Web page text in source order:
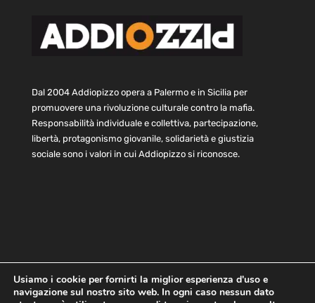
Dal 2004 Addiopizzo opera a Palermo e in Sicilia per
promuovere una rivoluzione culturale contro la mafia.
Responsabilità individuale e collettiva, partecipazione,
libertà, protagonismo giovanile, solidarietà e giustizia
sociale sono i valori in cui Addiopizzo si riconosce.
Home Statuto e bilancio Contatti
Usiamo i cookie per fornirti la miglior esperienza d'uso e
navigazione sul nostro sito web. In ogni caso nessun dato